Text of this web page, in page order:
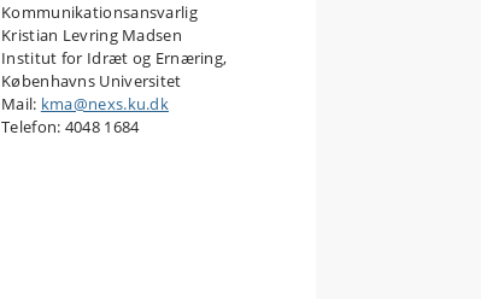
Kommunikationsansvarlig
Kristian Levring Madsen
Institut for Idræt og Ernæring,
Københavns Universitet
Mail: kma@nexs.ku.dk
Telefon: 4048 1684